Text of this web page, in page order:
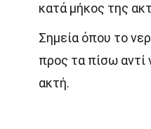
κατά μήκος της
Σημεία όπου το
προς τα πίσω
ακτή.